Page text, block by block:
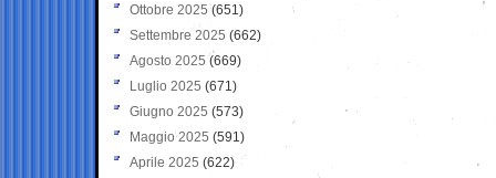
Ottobre 2025 (651)
Settembre 2025 (662)
Agosto 2025 (669)
Luglio 2025 (671)
Giugno 2025 (573)
Maggio 2025 (591)
Aprile 2025 (622)